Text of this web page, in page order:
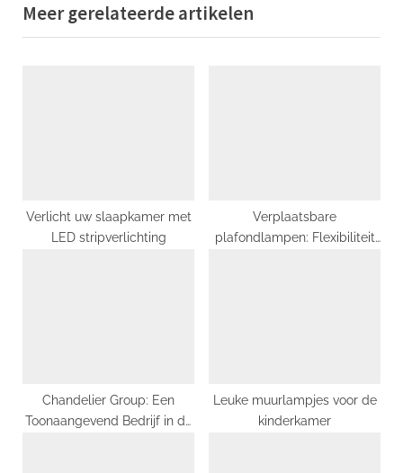
x
t
Meer gerelateerde artikelen
Verlicht uw slaapkamer met
LED stripverlichting
Verplaatsbare
plafondlampen: Flexibiliteit
Chandelier Group: Een
Toonaangevend Bedrijf in de
Leuke muurlampjes voor de
kinderkamer